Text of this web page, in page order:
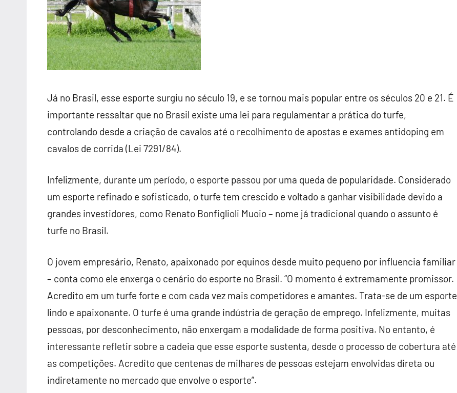
Já no Brasil, esse esporte surgiu no século 19, e se tornou mais popular entre os séculos 20 e 21. É
importante ressaltar que no Brasil existe uma lei para regulamentar a prática do turfe,
controlando desde a criação de cavalos até o recolhimento de apostas e exames antidoping em
cavalos de corrida (Lei 7291/84).
Infelizmente, durante um período, o esporte passou por uma queda de popularidade. Considerado
um esporte refinado e sofisticado, o turfe tem crescido e voltado a ganhar visibilidade devido a
grandes investidores, como Renato Bonfiglioli Muoio – nome já tradicional quando o assunto é
turfe no Brasil.
O jovem empresário, Renato, apaixonado por equinos desde muito pequeno por influencia familiar
– conta como ele enxerga o cenário do esporte no Brasil. “O momento é extremamente promissor.
Acredito em um turfe forte e com cada vez mais competidores e amantes. Trata-se de um esporte
lindo e apaixonante. O turfe é uma grande indústria de geração de emprego. Infelizmente, muitas
pessoas, por desconhecimento, não enxergam a modalidade de forma positiva. No entanto, é
interessante refletir sobre a cadeia que esse esporte sustenta, desde o processo de cobertura até
as competições. Acredito que centenas de milhares de pessoas estejam envolvidas direta ou
indiretamente no mercado que envolve o esporte”.